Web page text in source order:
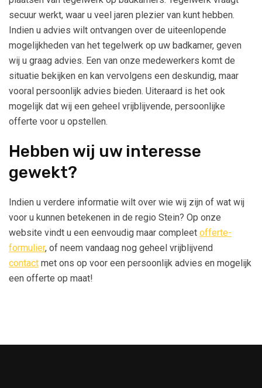
secuur werkt, waar u veel jaren plezier van kunt hebben.
Indien u advies wilt ontvangen over de uiteenlopende
mogelijkheden van het tegelwerk op uw badkamer, geven
wij u graag advies. Een van onze medewerkers komt de
situatie bekijken en kan vervolgens een deskundig, maar
vooral persoonlijk advies bieden. Uiteraard is het ook
mogelijk dat wij een geheel vrijblijvende, persoonlijke
offerte voor u opstellen.
Hebben wij uw interesse
gewekt?
Indien u verdere informatie wilt over wie wij zijn of wat wij
voor u kunnen betekenen in de regio Stein? Op onze
website vindt u een eenvoudig maar compleet offerte-
formulier, of neem vandaag nog geheel vrijblijvend
contact met ons op voor een persoonlijk advies en mogelijk
een offerte op maat!